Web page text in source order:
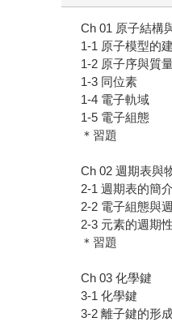
Ch 01 原子結構
1-1 原子模型的
1-2 原子序與質
1-3 同位素
1-4 電子軌域
1-5 電子組態
＊習題
Ch 02 週期表與
2-1 週期表的簡介
2-2 電子組態與
2-3 元素的週期性
＊習題
Ch 03 化學鍵
3-1 化學鍵
3-2 離子鍵的形